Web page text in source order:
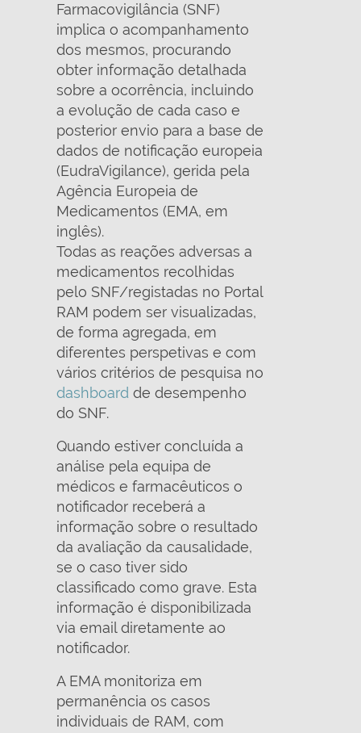
Farmacovigilância (SNF)
implica o acompanhamento
dos mesmos, procurando
obter informação detalhada
sobre a ocorrência, incluindo
a evolução de cada caso e
posterior envio para a base de
dados de notificação europeia
(EudraVigilance), gerida pela
Agência Europeia de
Medicamentos (EMA, em
inglês).
Todas as reações adversas a
medicamentos recolhidas
pelo SNF/registadas no Portal
RAM podem ser visualizadas,
de forma agregada, em
diferentes perspetivas e com
vários critérios de pesquisa no
dashboard de desempenho
do SNF.
Quando estiver concluída a
análise pela equipa de
médicos e farmacêuticos o
notificador receberá a
informação sobre o resultado
da avaliação da causalidade,
se o caso tiver sido
classificado como grave. Esta
informação é disponibilizada
via email diretamente ao
notificador.
A EMA monitoriza em
permanência os casos
individuais de RAM, com